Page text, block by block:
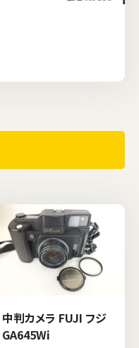
中判カメラ FUJI フジ
GA645Wi